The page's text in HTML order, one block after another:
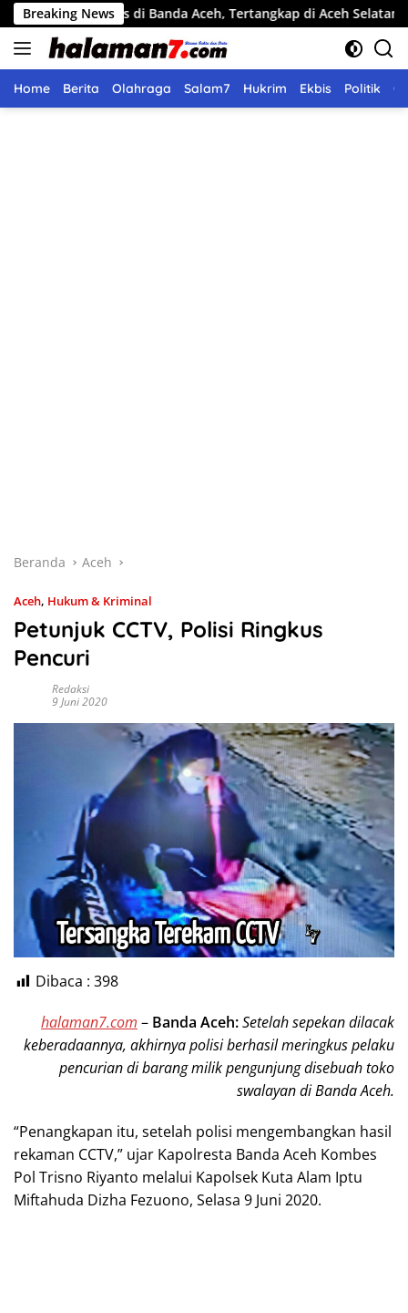
Langsung
ke
konten
Breaking News
Beras di Banda Aceh, Tertangkap di Aceh Selatan
Home Berita Olahraga Salam7 Hukrim Ekbis Politik
Beranda Aceh
Aceh, Hukum & Kriminal
Petunjuk CCTV, Polisi Ringkus
Pencuri
Redaksi
9 Juni 2020
Dibaca : 398
halaman7.com – Banda Aceh:Setelah sepekan dilacak
keberadaannya, akhirnya polisi berhasil meringkus pelaku
pencurian di barang milik pengunjung disebuah toko
swalayan di Banda Aceh.
“Penangkapan itu, setelah polisi mengembangkan hasil
rekaman CCTV,” ujar Kapolresta Banda Aceh Kombes
Pol Trisno Riyanto melalui Kapolsek Kuta Alam Iptu
Miftahuda Dizha Fezuono, Selasa 9 Juni 2020.